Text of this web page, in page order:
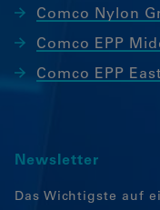
Comco Nylon
Comco EPP
Comco EPP
Newsletter
Das Wichtigste auf